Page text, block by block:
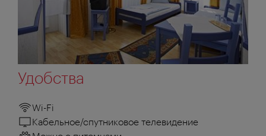
Удобства
Wi-Fi
Кабельное/спутниковое телевидение